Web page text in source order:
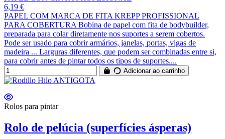
6,19 €
PAPEL COM MARCA DE FITA KREPP PROFISSIONAL
PARA COBERTURA Bobina de papel com fita de bodybuilder,
preparada para colar diretamente nos suportes a serem cobertos.
Pode ser usado para cobrir armários, janelas, portas, vigas de
madeira ... Larguras diferentes, que podem ser combinadas entre si,
para cobrir antes de pintar todos os tipos de suportes....
Adicionar ao carrinho
Rolos para pintar
Rolo de pelúcia (superfícies ásperas)